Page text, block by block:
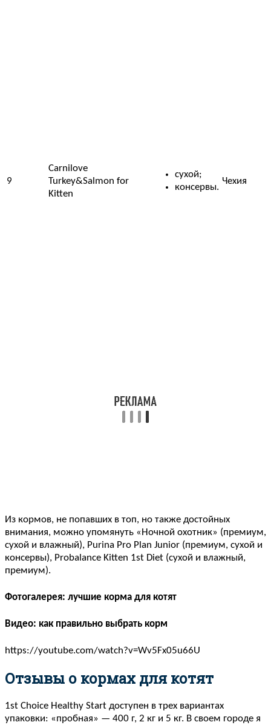
9
Сarnilove
Turkey&Salmon for
Kitten
сухой;
консервы.
Чехия
Из кормов, не попавших в топ, но также достойных
внимания, можно упомянуть «Ночной охотник» (премиум,
сухой и влажный), Purina Pro Plan Junior (премиум, сухой и
консервы), Probalance Kitten 1st Diet (сухой и влажный,
премиум).
Фотогалерея: лучшие корма для котят
Видео: как правильно выбрать корм
https://youtube.com/watch?v=Wv5Fx05u66U
Отзывы о кормах для котят
1st Choice Healthy Start доступен в трех вариантах
упаковки: «пробная» — 400 г, 2 кг и 5 кг. В своем городе я